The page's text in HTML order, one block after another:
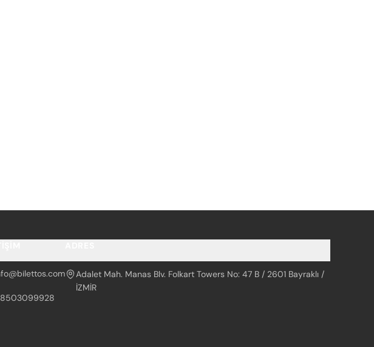
Adalet Mah. Manas Blv. Folkart Towers No: 47 B / 2601 Bayraklı /
İZMİR